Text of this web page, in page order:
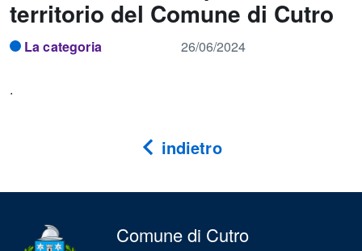
territorio del Comune di Cutro
La categoria 26/06/2024
.
indietro
Comune di Cutro